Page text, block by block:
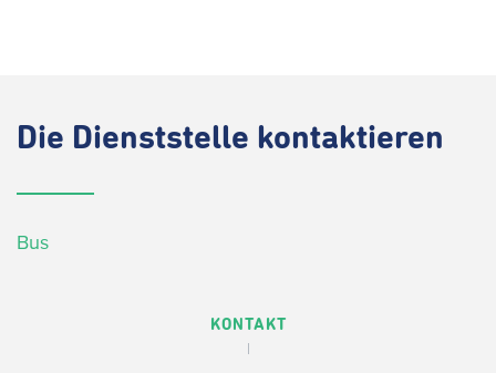
Die Dienststelle kontaktieren
Bus
KONTAKT